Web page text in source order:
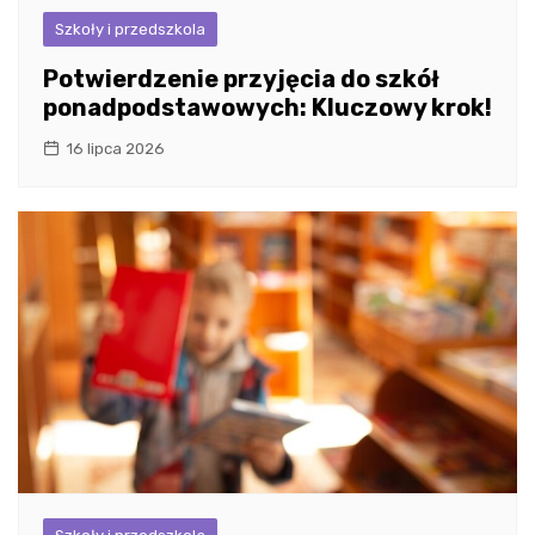
Szkoły i przedszkola
Potwierdzenie przyjęcia do szkół
ponadpodstawowych: Kluczowy krok!
16 lipca 2026